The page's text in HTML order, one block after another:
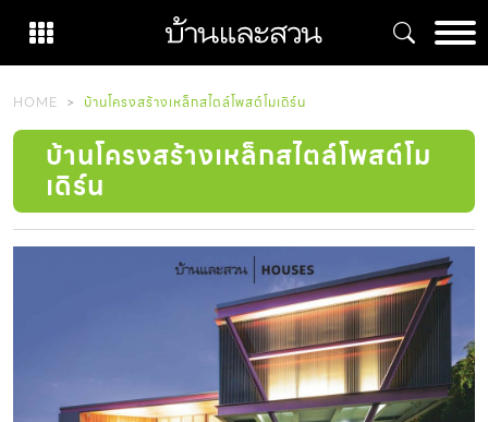
content
HOME บ้านโครงสร้างเหล็กสไตล์โพสต์โมเดิร์น
บ้านโครงสร้างเหล็กสไตล์โพสต์โม
เดิร์น